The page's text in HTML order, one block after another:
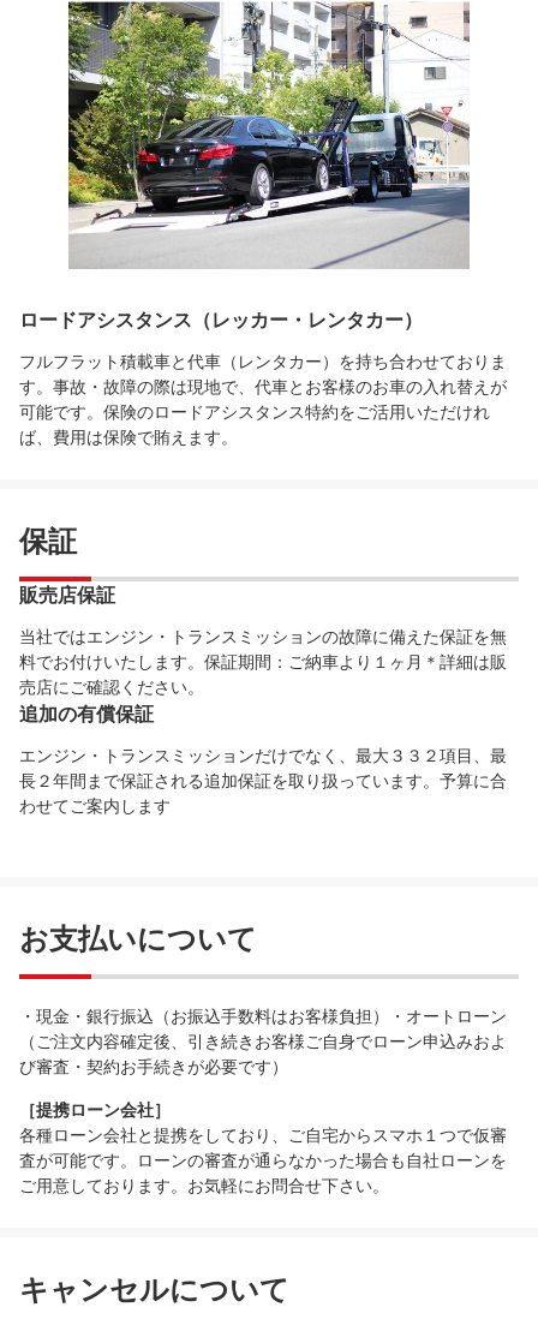
ロードアシスタンス（レッカー・レンタカー）
フルフラット積載車と代車（レンタカー）を持ち合わせておりま
す。事故・故障の際は現地で、代車とお客様のお車の入れ替えが
可能です。保険のロードアシスタンス特約をご活用いただけれ
ば、費用は保険で賄えます。
保証
販売店保証
当社ではエンジン・トランスミッションの故障に備えた保証を無
料でお付けいたします。保証期間：ご納車より１ヶ月＊詳細は販
売店にご確認ください。
追加の有償保証
エンジン・トランスミッションだけでなく、最大３３２項目、最
長２年間まで保証される追加保証を取り扱っています。予算に合
わせてご案内します
お支払いについて
・現金・銀行振込（お振込手数料はお客様負担）・オートローン
（ご注文内容確定後、引き続きお客様ご自身でローン申込みおよ
び審査・契約お手続きが必要です）
［提携ローン会社］
各種ローン会社と提携をしており、ご自宅からスマホ１つで仮審
査が可能です。ローンの審査が通らなかった場合も自社ローンを
ご用意しております。お気軽にお問合せ下さい。
キャンセルについて